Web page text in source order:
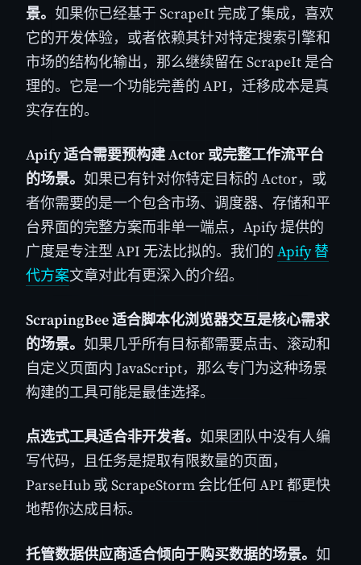
景。 如果你已经基于 ScrapeIt 完成了集成，喜欢
它的开发体验，或者依赖其针对特定搜索引擎和
市场的结构化输出，那么继续留在 ScrapeIt 是合
理的。它是一个功能完善的 API，迁移成本是真
实存在的。
Apify 适合需要预构建 Actor 或完整工作流平台
的场景。 如果已有针对你特定目标的 Actor，或
者你需要的是一个包含市场、调度器、存储和平
台界面的完整方案而非单一端点，Apify 提供的
广度是专注型 API 无法比拟的。我们的 Apify 替
代方案文章对此有更深入的介绍。
ScrapingBee 适合脚本化浏览器交互是核心需求
的场景。 如果几乎所有目标都需要点击、滚动和
自定义页面内 JavaScript，那么专门为这种场景
构建的工具可能是最佳选择。
点选式工具适合非开发者。 如果团队中没有人编
写代码，且任务是提取有限数量的页面，
ParseHub 或 ScrapeStorm 会比任何 API 都更快
地帮你达成目标。
托管数据供应商适合倾向于购买数据的场景。 如